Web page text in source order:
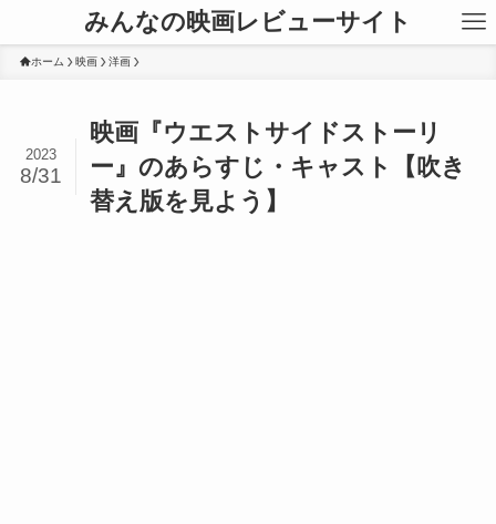
みんなの映画レビューサイト
ホーム 映画 洋画
映画『ウエストサイドストーリ
ー』のあらすじ・キャスト【吹き
替え版を見よう】
2023
8/31